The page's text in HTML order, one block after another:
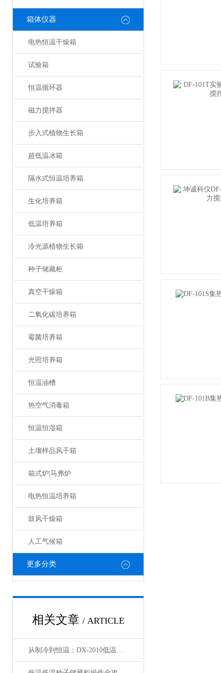
箱体仪器
电热恒温干燥箱
试验箱
恒温循环器
磁力搅拌器
步入式植物生长箱
超低温冰箱
隔水式恒温培养箱
生化培养箱
低温培养箱
冷光源植物生长箱
种子储藏柜
真空干燥箱
二氧化碳培养箱
霉菌培养箱
光照培养箱
恒温油槽
热空气消毒箱
恒温恒湿箱
土壤样品风干箱
箱式炉|马弗炉
电热恒温培养箱
鼓风干燥箱
人工气候箱
更多分类
相关文章 / ARTICLE
从制冷到恒温：DX-2010低温恒温循环器的核心原理解析